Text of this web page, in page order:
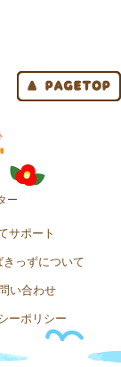
ー
サポート
きっずについて
い合わせ
ーポリシー